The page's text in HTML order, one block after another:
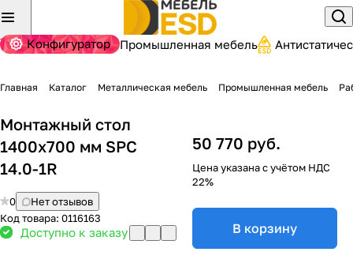
Конфигуратор Промышленная мебель
Главная Каталог Металлическая мебель Промышленная мебель
Монтажный стол
1400x700 мм SPC
14.0-1R
0
Нет отзывов
Код товара: 0116163
Доступно к заказу
50 770 руб.
Цена указана с учётом НДС
22%
В корзину